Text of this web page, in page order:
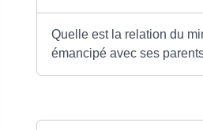
Quelle est la relation du
émancipé avec ses